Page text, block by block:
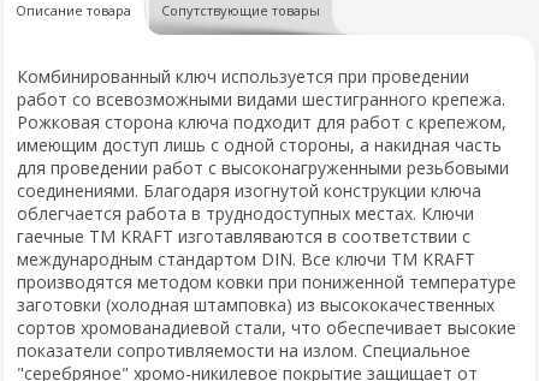
Описание товара Сопутствующие товары
Комбинированный ключ используется при проведении
работ со всевозможными видами шестигранного крепежа.
Рожковая сторона ключа подходит для работ с крепежом,
имеющим доступ лишь с одной стороны, а накидная часть
для проведении работ с высоконагруженными резьбовыми
соединениями. Благодаря изогнутой конструкции ключа
облегчается работа в труднодоступных местах. Ключи
гаечные ТМ KRAFT изготавляваются в соответствии с
международным стандартом DIN. Все ключи ТМ KRAFT
производятся методом ковки при пониженной температуре
заготовки (холодная штамповка) из высококачественных
сортов хромованадиевой стали, что обеспечивает высокие
показатели сопротивляемости на излом. Специальное
"серебряное" хромо-никилевое покрытие защищает от